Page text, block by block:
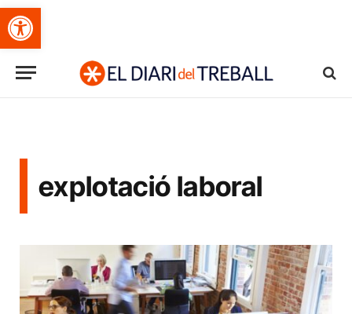
Obre la barra d'eines
explotació laboral